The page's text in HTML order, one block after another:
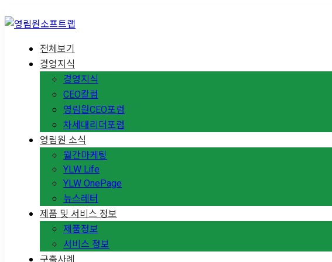
전체보기
경영지식
경영지식
CEO칼럼
영림원CEO포럼
차세대리더포럼
영림원 소식
월간마케팅
YLW Life
YLW OnePage
뉴스레터
제품 및 서비스 정보
제품정보
서비스 정보